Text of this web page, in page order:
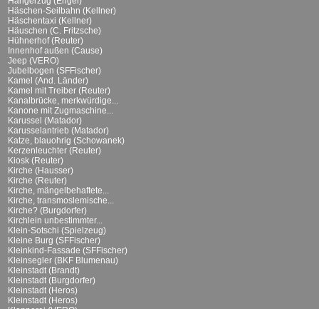
Häschen-Seilbahn (Kellner)
Häschentaxi (Kellner)
Häuschen (C. Fritzsche)
Hühnerhof (Reuter)
Innenhof außen (Cause)
Jeep (VERO)
Jubelbogen (SFFischer)
Kamel (And. Länder)
Kamel mit Treiber (Reuter)
Kanalbrücke, merkwürdige...
Kanone mit Zugmaschine...
Karussel (Matador)
Karusselantrieb (Matador)
Katze, blauohrig (Schowanek)
Kerzenleuchter (Reuter)
Kiosk (Reuter)
Kirche (Hausser)
Kirche (Reuter)
Kirche, mängelbehaftete...
Kirche, transmoslemische...
Kirche? (Burgdorfer)
Kirchlein unbestimmter...
Klein-Sotschi (Spielzeug)
Kleine Burg (SFFischer)
Kleinkind-Fassade (SFFischer)
Kleinsegler (BKF Blumenau)
Kleinstadt (Brandt)
Kleinstadt (Burgdorfer)
Kleinstadt (Heros)
Kleinstadt (Heros)